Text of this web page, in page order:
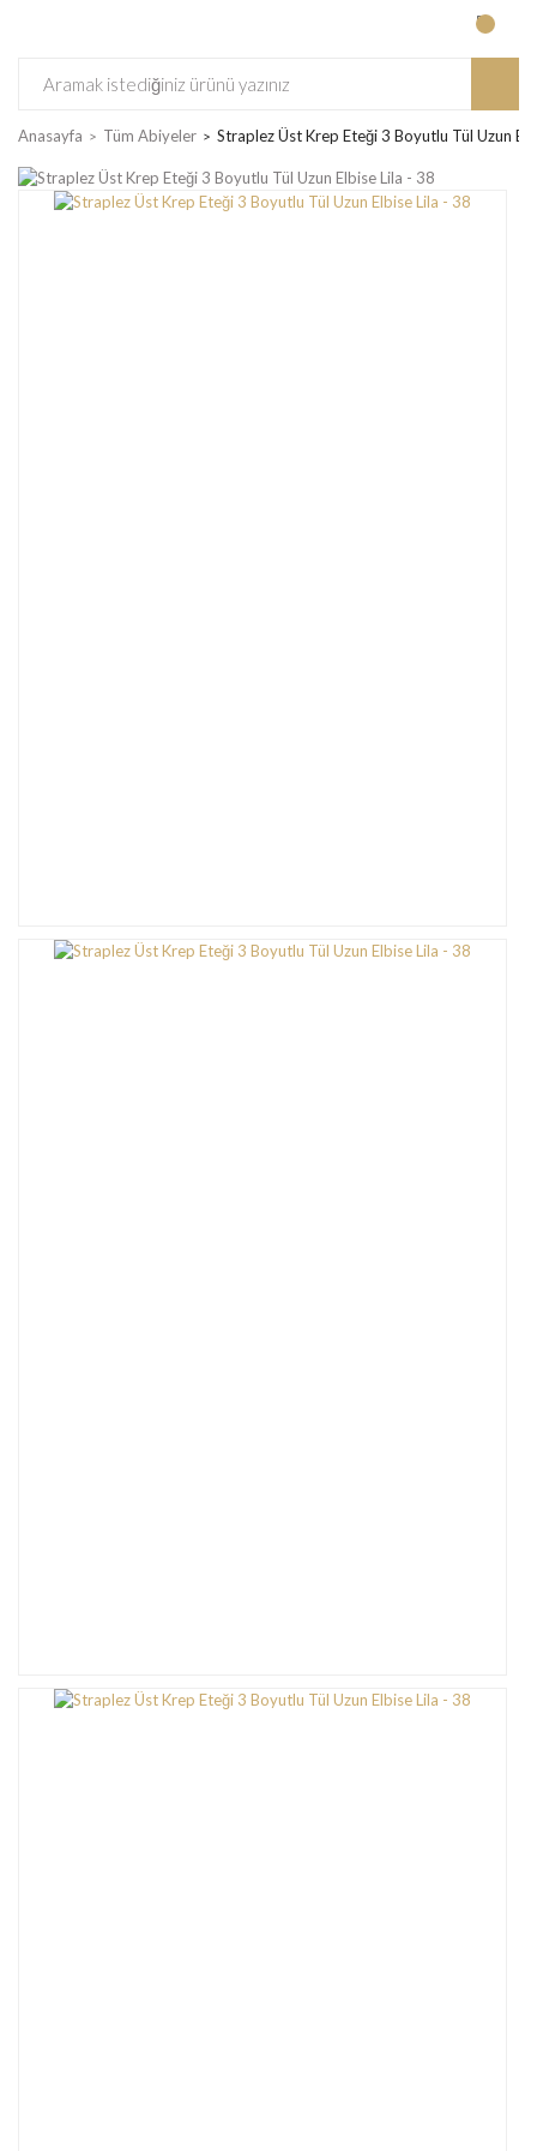
Anasayfa Tüm Abiyeler Straplez Üst Krep Eteği 3 Boyutlu Tül Uzun